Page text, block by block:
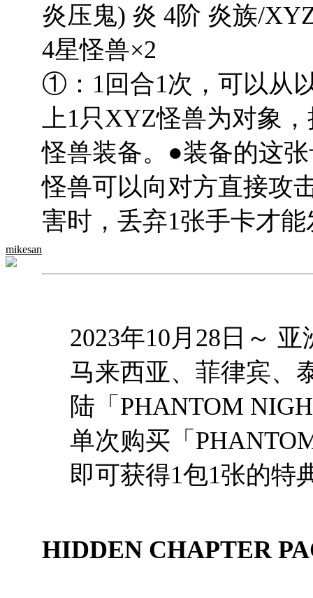
mikesan
炎压鬼) 炎 4阶 炎族/
4星怪兽×2
①：1回合1次，可以从
上1只XYZ怪兽为对象
怪兽装备。●装备的这
怪兽可以向对方直接攻
害时，丢弃1张手卡才
2023年10月28日～
马来西亚、菲律宾、
陆「PHANTOM
单次购买「
即可获得1包1张的特
HIDDEN CHAPTER